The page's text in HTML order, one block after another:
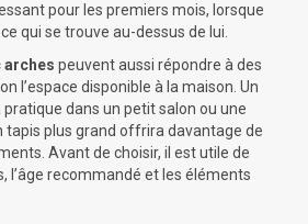
pour les premiers mois, lorsque
qui se trouve au-dessus de lui.
arches peuvent aussi répondre à des
l’espace disponible à la maison. Un
dans un petit salon ou une
tapis plus grand offrira davantage de
Avant de choisir, il est utile de
l’âge recommandé et les éléments